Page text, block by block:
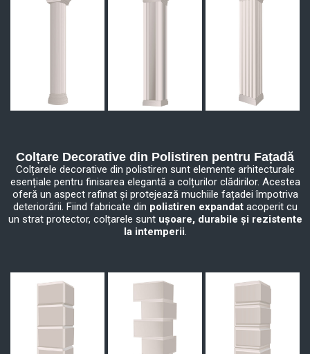
Colțare Decorative din Polistiren pentru Fațadă
Colțarele decorative din polistiren sunt elemente arhitecturale
esențiale pentru finisarea elegantă a colțurilor clădirilor. Acestea
oferă un aspect rafinat și protejează muchiile fațadei împotriva
deteriorării. Fiind fabricate din polistiren expandatacoperit cu
un strat protector, colțarele sunt ușoare, durabile și rezistente
la intemperii.